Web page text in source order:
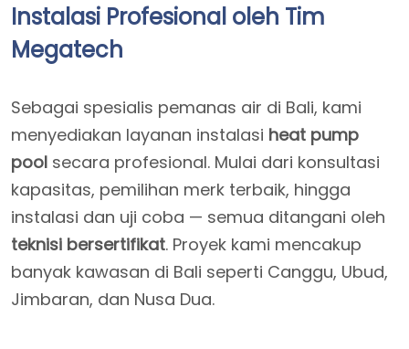
Instalasi Profesional oleh Tim
Megatech
Sebagai spesialis pemanas air di Bali, kami
menyediakan layanan instalasi heat pump
pool secara profesional. Mulai dari konsultasi
kapasitas, pemilihan merk terbaik, hingga
instalasi dan uji coba — semua ditangani oleh
teknisi bersertifikat. Proyek kami mencakup
banyak kawasan di Bali seperti Canggu, Ubud,
Jimbaran, dan Nusa Dua.